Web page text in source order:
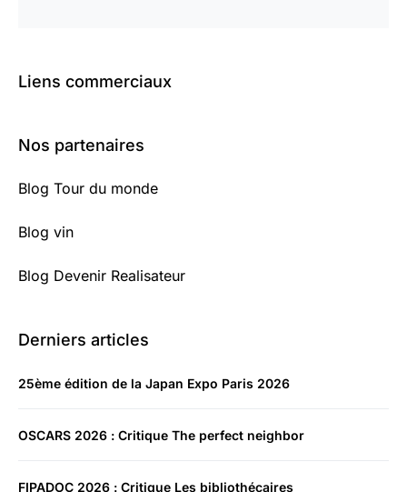
Liens commerciaux
Nos partenaires
Blog Tour du monde
Blog vin
Blog Devenir Realisateur
Derniers articles
25ème édition de la Japan Expo Paris 2026
OSCARS 2026 : Critique The perfect neighbor
FIPADOC 2026 : Critique Les bibliothécaires